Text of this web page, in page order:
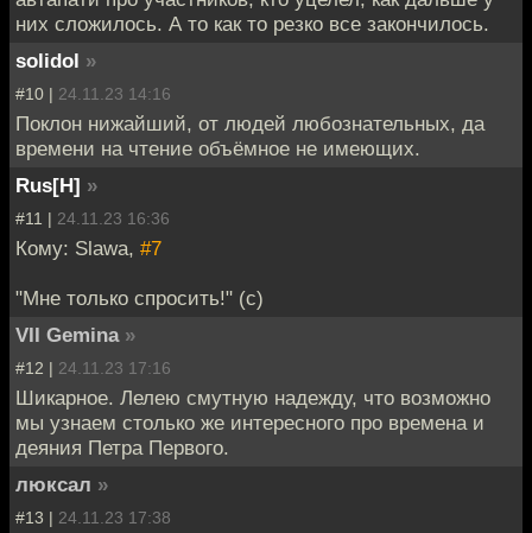
них сложилось. А то как то резко все закончилось.
solidol »
#10 | 24.11.23 14:16
Поклон нижайший, от людей любознательных, да
времени на чтение объёмное не имеющих.
Rus[H] »
#11 | 24.11.23 16:36
Кому: Slawa, #7
"Мне только спросить!" (с)
VII Gemina »
#12 | 24.11.23 17:16
Шикарное. Лелею смутную надежду, что возможно
мы узнаем столько же интересного про времена и
деяния Петра Первого.
люксал »
#13 | 24.11.23 17:38